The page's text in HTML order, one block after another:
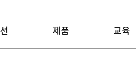
제품 교육